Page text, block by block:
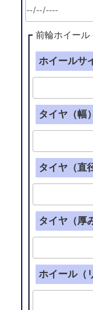
前輪ホイール
ホイールサ
タイヤ（幅
タイヤ（直
タイヤ（厚
ホイール（